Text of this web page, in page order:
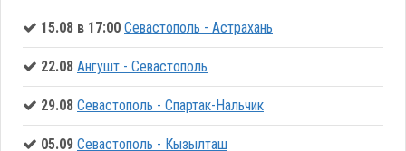
15.08 в 17:00 Севастополь - Астрахань
22.08 Ангушт - Севастополь
29.08 Севастополь - Спартак-Нальчик
05.09 Севастополь - Кызылташ